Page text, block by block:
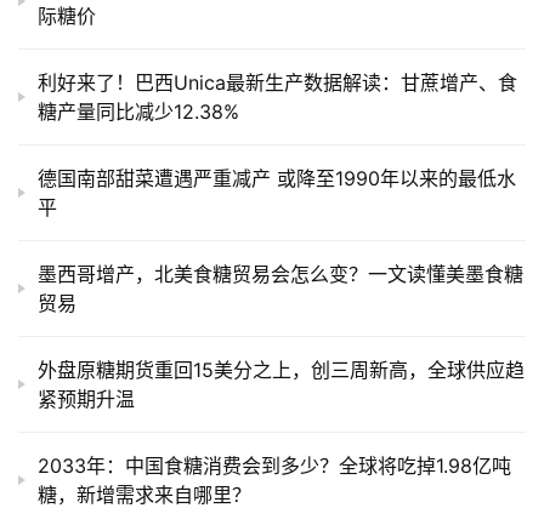
际糖价
利好来了！巴西Unica最新生产数据解读：甘蔗增产、食
糖产量同比减少12.38%
德国南部甜菜遭遇严重减产 或降至1990年以来的最低水
平
墨西哥增产，北美食糖贸易会怎么变？一文读懂美墨食糖
贸易
外盘原糖期货重回15美分之上，创三周新高，全球供应趋
紧预期升温
2033年：中国食糖消费会到多少？全球将吃掉1.98亿吨
糖，新增需求来自哪里？